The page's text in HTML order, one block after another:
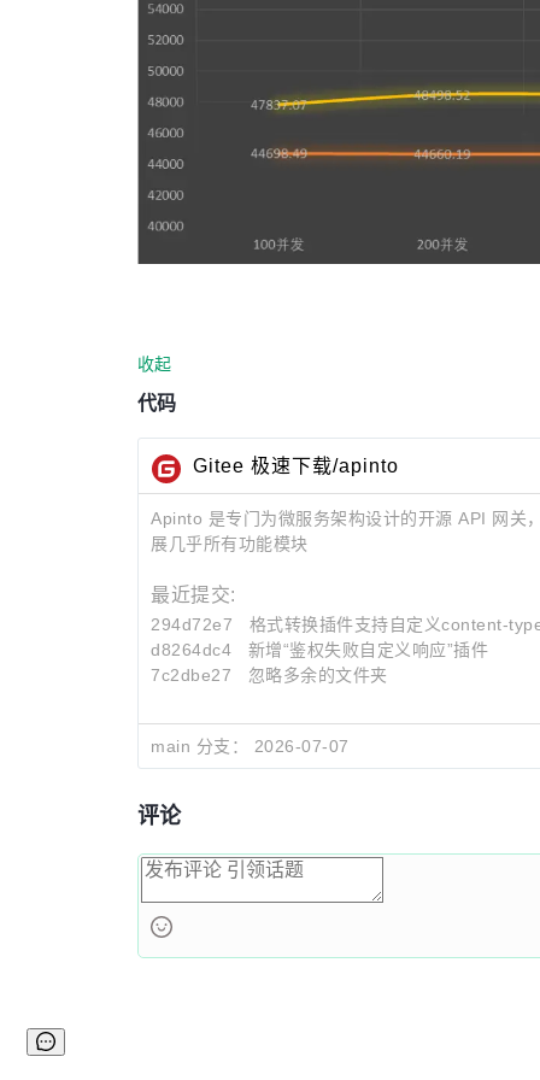
收起
代码
Gitee 极速下载/apinto
Apinto 是专门为微服务架构设计的开源 API 网关
展几乎所有功能模块
最近提交:
294d72e7
格式转换插件支持自定义content-
d8264dc4
新增“鉴权失败自定义响应”插件
7c2dbe27
忽略多余的文件夹
main 分支： 2026-07-07
评论